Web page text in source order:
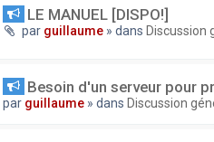
LE MANUEL [DISPO!]
par guillaume » dans Discussion
Besoin d'un serveur pour
par guillaume » dans Discussion